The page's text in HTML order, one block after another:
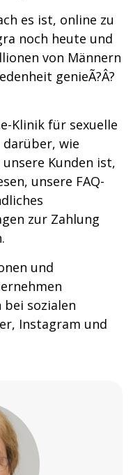
es ist, online zu
noch heute und
von Männern
genieÃ?Â?
Klinik für sexuelle
wie
Kunden ist,
unsere FAQ-
zur Zahlung
und
bei sozialen
Instagram und